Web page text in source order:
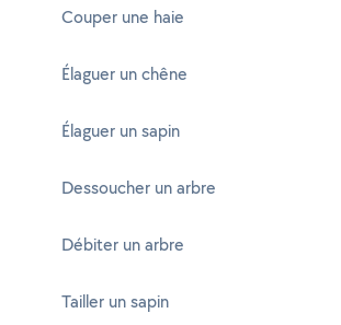
Couper une haie
Élaguer un chêne
Élaguer un sapin
Dessoucher un arbre
Débiter un arbre
Tailler un sapin